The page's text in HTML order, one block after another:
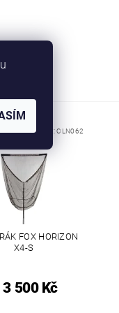
Kód:CLN062
FOX HORIZON
X4-S
3 500 Kč